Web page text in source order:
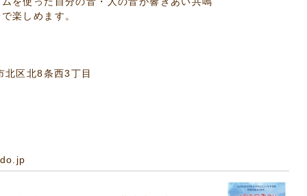
楽しめます。
区北8条西3丁目